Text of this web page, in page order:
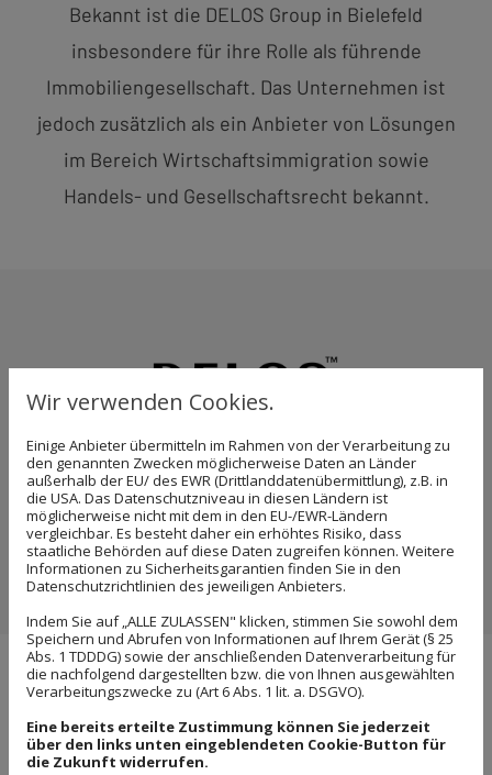
Bekannt ist die DELOS Group in Bielefeld
insbesondere für ihre Rolle als führende
Immobiliengesellschaft. Das Unternehmen ist
jedoch zusätzlich als ein Anbieter von Lösungen
im Bereich Wirtschaftsimmigration sowie
Handels- und Gesellschaftsrecht bekannt.
Zur Unternehmensgruppe gehören
unter anderem:
Wir verwenden Cookies.
Einige Anbieter übermitteln im Rahmen von der Verarbeitung zu
den genannten Zwecken möglicherweise Daten an Länder
außerhalb der EU/ des EWR (Drittlanddatenübermittlung), z.B. in
die USA. Das Datenschutzniveau in diesen Ländern ist
möglicherweise nicht mit dem in den EU-/EWR-Ländern
vergleichbar. Es besteht daher ein erhöhtes Risiko, dass
staatliche Behörden auf diese Daten zugreifen können. Weitere
Informationen zu Sicherheitsgarantien finden Sie in den
Datenschutzrichtlinien des jeweiligen Anbieters.
Indem Sie auf „ALLE ZULASSEN" klicken, stimmen Sie sowohl dem
Speichern und Abrufen von Informationen auf Ihrem Gerät (§ 25
Abs. 1 TDDDG) sowie der anschließenden Datenverarbeitung für
die nachfolgend dargestellten bzw. die von Ihnen ausgewählten
Verarbeitungszwecke zu (Art 6 Abs. 1 lit. a. DSGVO).
Eine bereits erteilte Zustimmung können Sie jederzeit
über den links unten eingeblendeten Cookie-Button für
die Zukunft widerrufen.